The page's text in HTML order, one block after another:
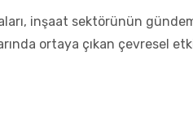
inşaat sektörünün
ortaya çıkan çevresel